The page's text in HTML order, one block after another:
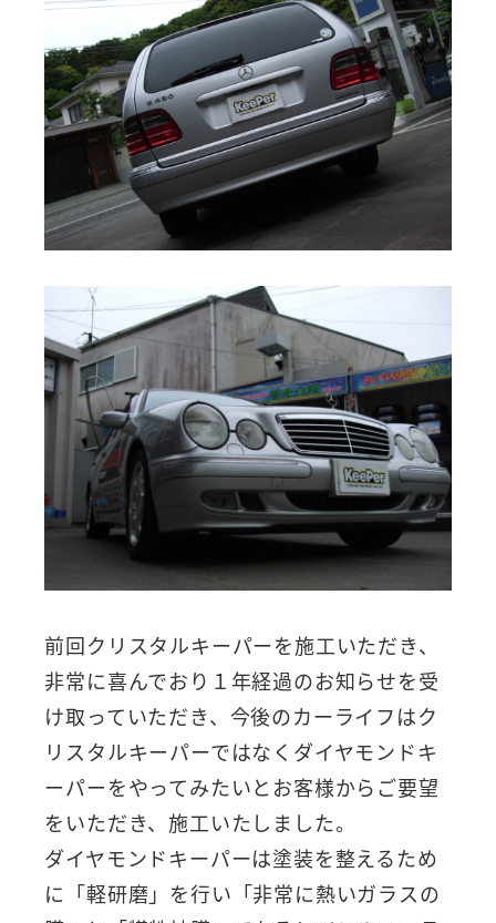
前回クリスタルキーパーを施工いただき、
非常に喜んでおり１年経過のお知らせを受
け取っていただき、今後のカーライフはク
リスタルキーパーではなくダイヤモンドキ
ーパーをやってみたいとお客様からご要望
をいただき、施工いたしました。
ダイヤモンドキーパーは塗装を整えるため
に「軽研磨」を行い「非常に熱いガラスの